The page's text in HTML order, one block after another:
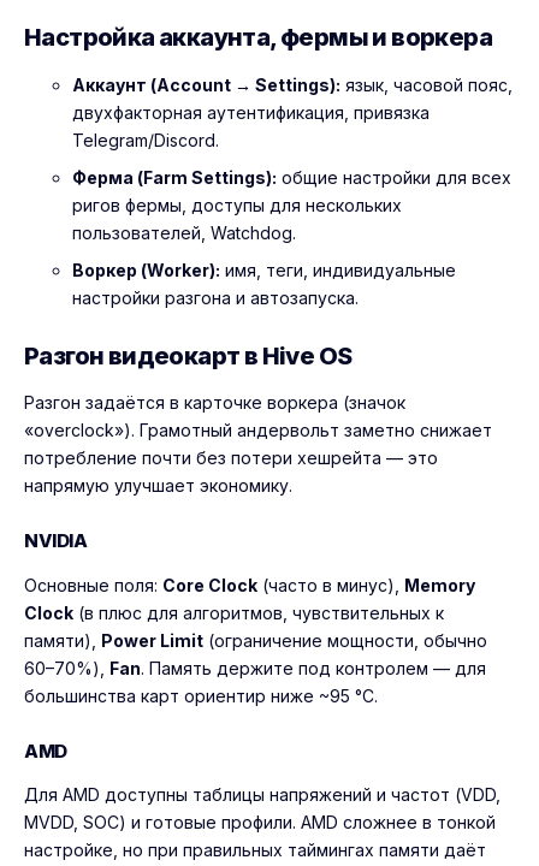
Настройка аккаунта, фермы и воркера
Аккаунт (Account → Settings): язык, часовой пояс,
двухфакторная аутентификация, привязка
Telegram/Discord.
Ферма (Farm Settings): общие настройки для всех
ригов фермы, доступы для нескольких
пользователей, Watchdog.
Воркер (Worker): имя, теги, индивидуальные
настройки разгона и автозапуска.
Разгон видеокарт в Hive OS
Разгон задаётся в карточке воркера (значок
«overclock»). Грамотный андервольт заметно снижает
потребление почти без потери хешрейта — это
напрямую улучшает экономику.
NVIDIA
Основные поля: Core Clock (часто в минус), Memory
Clock (в плюс для алгоритмов, чувствительных к
памяти), Power Limit (ограничение мощности, обычно
60–70%), Fan. Память держите под контролем — для
большинства карт ориентир ниже ~95 °C.
AMD
Для AMD доступны таблицы напряжений и частот (VDD,
MVDD, SOC) и готовые профили. AMD сложнее в тонкой
настройке, но при правильных таймингах памяти даёт